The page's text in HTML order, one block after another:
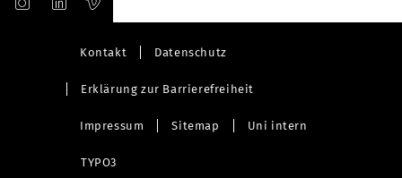
Kontakt Datenschutz
Erklärung zur Barrierefreiheit
Impressum Sitemap Uni intern
TYPO3